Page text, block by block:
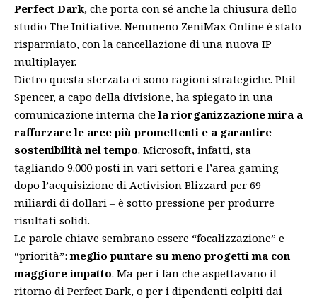
Perfect Dark, che porta con sé anche la chiusura dello
studio The Initiative. Nemmeno ZeniMax Online è stato
risparmiato, con la cancellazione di una nuova IP
multiplayer.
Dietro questa sterzata ci sono ragioni strategiche. Phil
Spencer, a capo della divisione, ha spiegato in una
comunicazione interna chela riorganizzazione mira a
rafforzare le aree più promettenti e a garantire
sostenibilità nel tempo. Microsoft, infatti, sta
tagliando 9.000 posti in vari settori e l’area gaming –
dopo l’acquisizione di Activision Blizzard per 69
miliardi di dollari – è sotto pressione per produrre
risultati solidi.
Le parole chiave sembrano essere “focalizzazione” e
“priorità”:meglio puntare su meno progetti ma con
maggiore impatto. Ma per i fan che aspettavano il
ritorno di Perfect Dark, o per i dipendenti colpiti dai